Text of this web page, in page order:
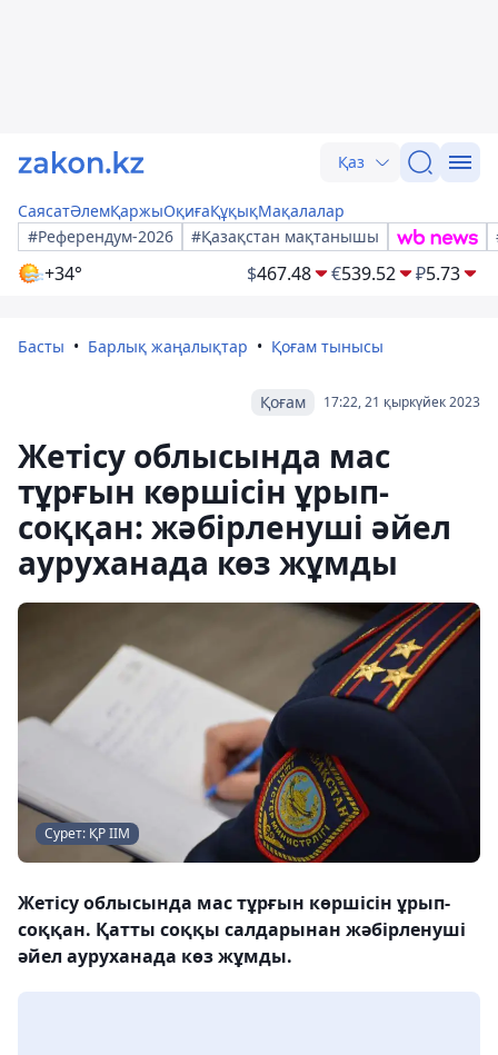
Қаз
СаясатӘлемҚаржыОқиғаҚұқықМақалалар
#Референдум-2026
#Қазақстан мақтанышы
+34° $467.48 €539.52 ₽5.73
Басты Барлық жаңалықтар Қоғам тынысы
17:22, 21 қыркүйек 2023
Қоғам
Жетісу облысында мас
тұрғын көршісін ұрып-
соққан: жәбірленуші әйел
ауруханада көз жұмды
Сурет: ҚР ІІМ
Жетісу облысында мас тұрғын көршісін ұрып-
соққан. Қатты соққы салдарынан жәбірленуші
әйел ауруханада көз жұмды.